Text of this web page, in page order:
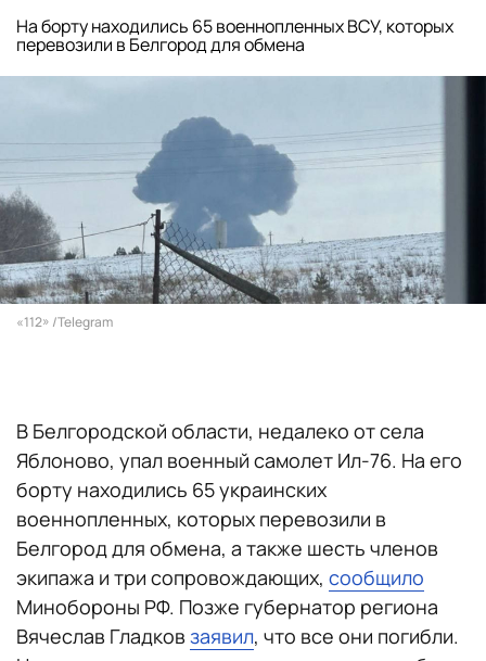
На борту находились 65 военнопленных ВСУ, которых
перевозили в Белгород для обмена
«112» /Telegram
В Белгородской области, недалеко от села
Яблоново, упал военный самолет Ил-76. На его
борту находились 65 украинских
военнопленных, которых перевозили в
Белгород для обмена, а также шесть членов
экипажа и три сопровождающих, сообщило
Минобороны РФ. Позже губернатор региона
Вячеслав Гладков заявил, что все они погибли.